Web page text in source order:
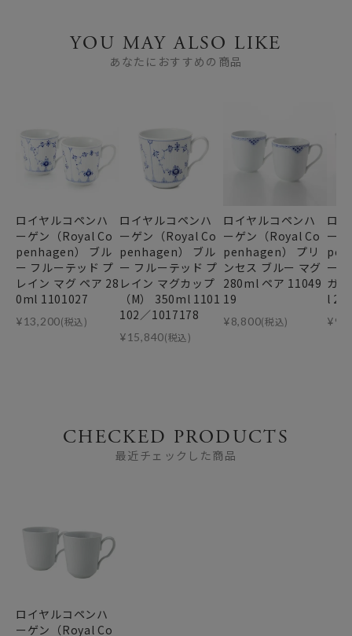
YOU MAY ALSO LIKE
あなたにおすすめの商品
ロイヤルコペンハ
ーゲン（Royal Co
penhagen） ブル
ー フルーテッド プ
レイン マグ ペア 28
0ml 1101027
¥13,200(税込)
ロイヤルコペンハ
ーゲン（Royal Co
penhagen） ブル
ー フルーテッド プ
レイン マグカップ
（M） 350ml 1101
102／1017178
¥15,840(税込)
ロイヤルコペンハ
ーゲン（Royal Co
penhagen） プリ
ンセス ブルー マグ
280ml ペア 11049
19
¥8,800(税込)
ロ
ー
ー
ガ
l
¥
CHECKED PRODUCTS
最近チェックした商品
ロイヤルコペンハ
ーゲン（Royal Co